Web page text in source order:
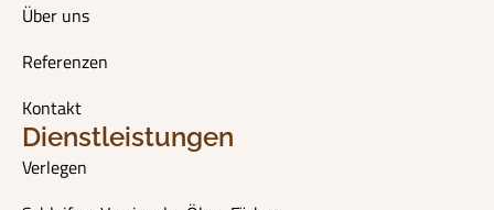
Über uns
Referenzen
Kontakt
Dienstleistungen
Verlegen